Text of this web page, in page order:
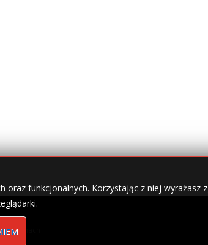
funkcjonalnych. Korzystając z niej wyrażasz